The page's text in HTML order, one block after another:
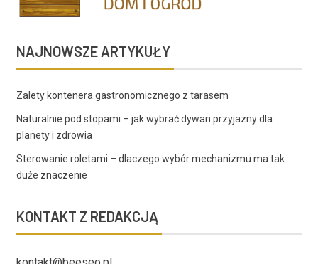
NAJNOWSZE ARTYKUŁY
Zalety kontenera gastronomicznego z tarasem
Naturalnie pod stopami – jak wybrać dywan przyjazny dla
planety i zdrowia
Sterowanie roletami – dlaczego wybór mechanizmu ma tak
duże znaczenie
KONTAKT Z REDAKCJĄ